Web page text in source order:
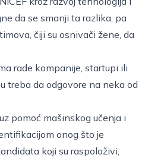
da se smanji ta razlika, pa
čiji su osnivači žene, da
rade kompanije, startupi ili
treba da odgovore na neka od
pomoć mašinskog učenja i
onog što je
koji su raspoloživi,